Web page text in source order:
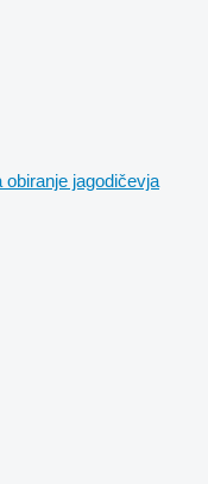
obiranje jagodičevja